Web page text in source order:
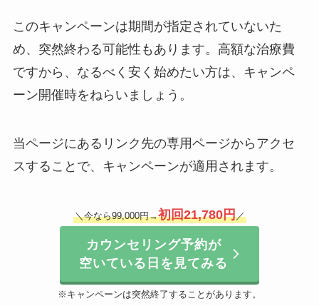
このキャンペーンは期間が指定されていないた
め、突然終わる可能性もあります。高額な治療費
ですから、なるべく安く始めたい方は、キャンペ
ーン開催時をねらいましょう。
当ページにあるリンク先の専用ページからアクセ
スすることで、キャンペーンが適用されます。
＼今なら99,000円→初回21,780円／
カウンセリング予約が
空いている日を見てみる
※キャンペーンは突然終了することがあります。